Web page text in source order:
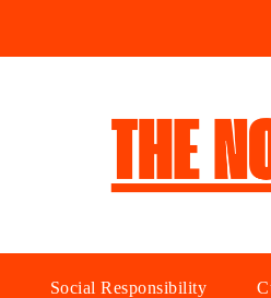
Social Responsibility